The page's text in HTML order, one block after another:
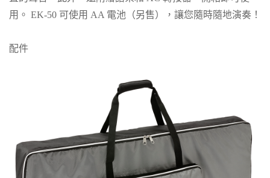
用。 EK-50 可使用 AA 電池（另售），讓您隨時隨地演奏！
配件